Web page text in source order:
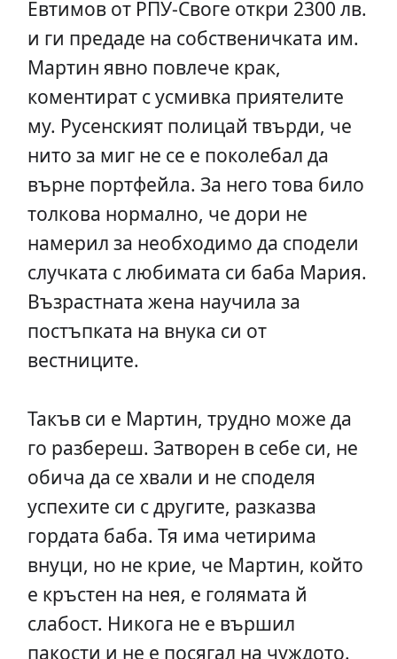
Евтимов от РПУ-Своге откри 2300 лв.
и ги предаде на собственичката им.
Мартин явно повлече крак,
коментират с усмивка приятелите
му. Русенският полицай твърди, че
нито за миг не се е поколебал да
върне портфейла. За него това било
толкова нормално, че дори не
намерил за необходимо да сподели
случката с любимата си баба Мария.
Възрастната жена научила за
постъпката на внука си от
вестниците.
Такъв си е Мартин, трудно може да
го разбереш. Затворен в себе си, не
обича да се хвали и не споделя
успехите си с другите, разказва
гордата баба. Тя има четирима
внуци, но не крие, че Мартин, който
е кръстен на нея, е голямата й
слабост. Никога не е вършил
пакости и не е посягал на чуждото.